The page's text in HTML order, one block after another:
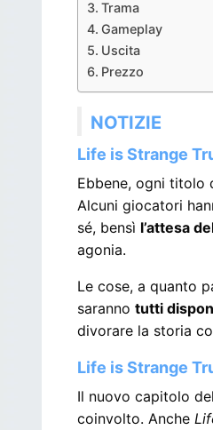
Trama
Gameplay
Uscita
Prezzo
NOTIZIE
Life is Strange
Ebbene, ogni titolo
Alcuni giocatori
sé, bensì l’attesa
agonia.
Le cose, a quanto
sarannotutti
divorare la storia
Life is Strange
Il nuovo capitolo
coinvolto. Anche